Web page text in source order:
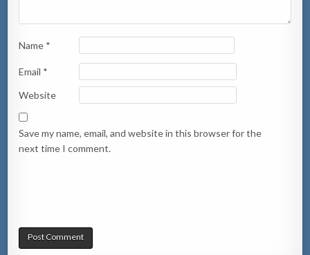
Name *
Email *
Website
Save my name, email, and website in this browser for the
next time I comment.